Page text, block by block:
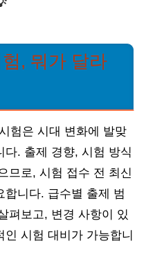
, 뭐가 달라
험은 시대 변화에 발맞
다. 출제 경향, 시험 방식
므로, 시험 접수 전 최신
합니다. 급수별 출제 범
펴보고, 변경 사항이 있
시험 대비가 가능합니